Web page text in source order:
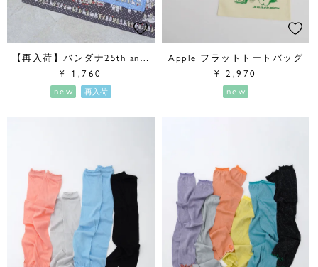
【再入荷】バンダナ25th anniversary
¥ 1,760
new
再入荷
Apple フラットトートバッグ
¥ 2,970
new